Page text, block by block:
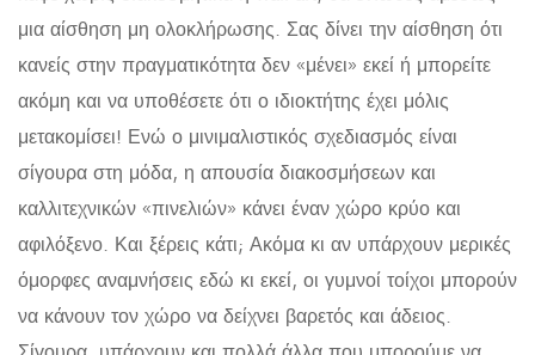
μια αίσθηση μη ολοκλήρωσης. Σας δίνει την αίσθηση ότι
κανείς στην πραγματικότητα δεν «μένει» εκεί ή μπορείτε
ακόμη και να υποθέσετε ότι ο ιδιοκτήτης έχει μόλις
μετακομίσει! Ενώ ο μινιμαλιστικός σχεδιασμός είναι
σίγουρα στη μόδα, η απουσία διακοσμήσεων και
καλλιτεχνικών «πινελιών» κάνει έναν χώρο κρύο και
αφιλόξενο. Και ξέρεις κάτι; Ακόμα κι αν υπάρχουν μερικές
όμορφες αναμνήσεις εδώ κι εκεί, οι γυμνοί τοίχοι μπορούν
να κάνουν τον χώρο να δείχνει βαρετός και άδειος.